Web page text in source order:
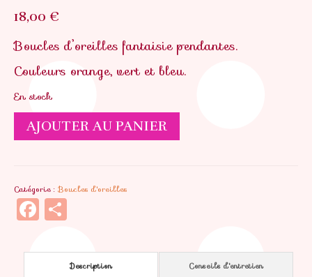
18,00 €
Boucles d’oreilles fantaisie pendantes.
Couleurs orange, vert et bleu.
En stock
quantité
de
Babette
AJOUTER AU PANIER
Catégorie : Boucles d'oreilles
Facebook
Description Conseils d'entretien